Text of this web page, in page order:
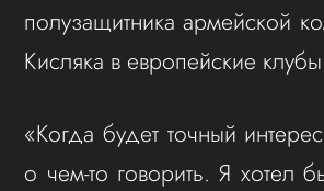
полузащитника армейской
Кисляка в европейские
«Когда будет точный
о чем‑то говорить. Я хотел